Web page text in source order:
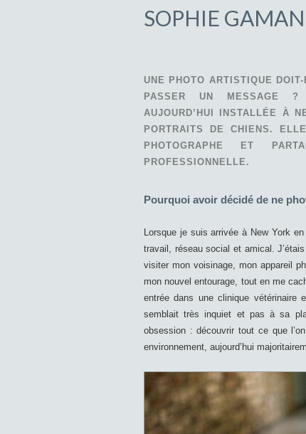
SOPHIE
UNE PHOTO ARTISTIQUE
PASSER UN MESSAGE ?
AUJOURD’HUI INSTALLÉE À
PORTRAITS DE CHIENS.
PHOTOGRAPHE ET
PROFESSIONNELLE.
Pourquoi avoir décidé de ne
Lorsque je suis arrivée à New York
travail, réseau social et amical.
visiter mon voisinage, mon appareil
mon nouvel entourage, tout en me
entrée dans une clinique vétérinaire
semblait très inquiet et pas à sa
obsession : découvrir tout ce que
environnement, aujourd’hui